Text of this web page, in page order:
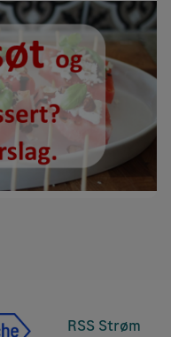
RSS Strøm